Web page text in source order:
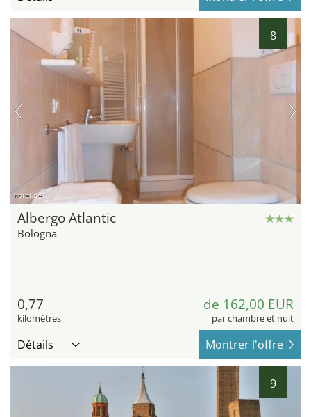
8
hotel.de
Albergo Atlantic
Bologna
0,77
kilomètres
de 162,00 EUR
par chambre et nuit
Détails Montrer l'offre
9